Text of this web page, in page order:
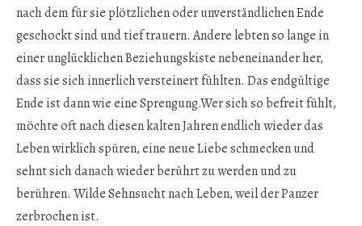
nach dem für sie plötzlichen oder unverständlichen Ende
geschockt sind und tief trauern. Andere lebten so lange in
einer unglücklichen Beziehungskiste nebeneinander her,
dass sie sich innerlich versteinert fühlten. Das endgültige
Ende ist dann wie eine Sprengung.Wer sich so befreit fühlt,
möchte oft nach diesen kalten Jahren endlich wieder das
Leben wirklich spüren, eine neue Liebe schmecken und
sehnt sich danach wieder berührt zu werden und zu
berühren. Wilde Sehnsucht nach Leben, weil der Panzer
zerbrochen ist.